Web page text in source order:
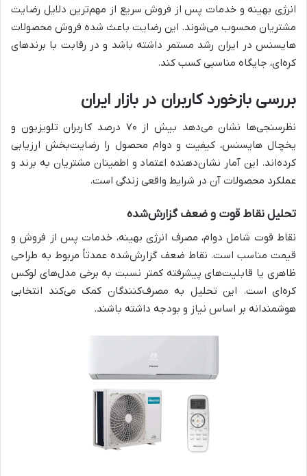
انرژی بهینه و خدمات پس از فروش سریع از مهم‌ترین دلایل رضایت
مشتریان محسوب می‌شوند. این رضایت باعث شده فروش محصولات
هایسنس در ایران رشد مستمر داشته باشد و در رقابت با برندهای
کره‌ای، جایگاه مناسبی کسب کند.
بررسی بازخورد کاربران در بازار ایران
نظرسنجی‌ها نشان می‌دهد بیش از ۷۰ درصد کاربران تلویزیون و
یخچال هایسنس، کیفیت و دوام محصول را رضایت‌بخش ارزیابی
کرده‌اند. این آمار نشان‌دهنده اعتماد و اطمینان مشتریان به برند و
عملکرد محصولات آن در شرایط واقعی زندگی است.
تحلیل نقاط قوت و ضعف گزارش‌شده
نقاط قوت شامل دوام، مصرف انرژی بهینه، خدمات پس از فروش و
قیمت مناسب است. نقاط ضعف گزارش‌شده عمدتاً مربوط به طراحی
ظاهری یا قابلیت‌های پیشرفته کمتر نسبت به برخی مدل‌های لوکس
کره‌ای است. این تحلیل به مصرف‌کنندگان کمک می‌کند انتخابی
هوشمندانه بر اساس نیاز و بودجه داشته باشند.